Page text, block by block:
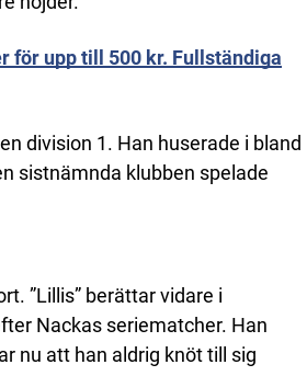
för upp till 500 kr. Fullständiga
division 1. Han huserade i bland
sistnämnda klubben spelade
”Lillis” berättar vidare i
Nackas seriematcher. Han
nu att han aldrig knöt till sig